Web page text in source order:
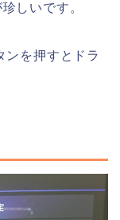
しいです。
ンを押すとドラ